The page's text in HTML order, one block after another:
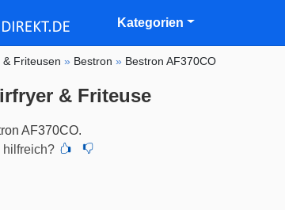
Kategorien
& Friteusen » Bestron » Bestron AF370CO
& Friteuse
AF370CO.
hilfreich?